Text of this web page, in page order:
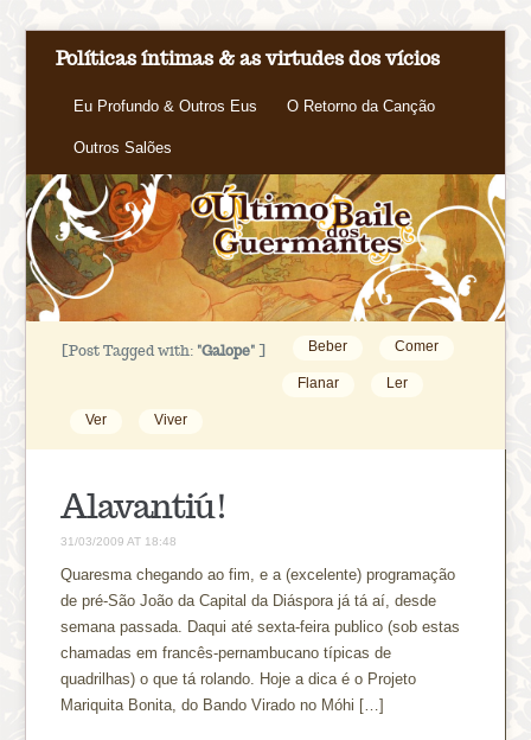
Políticas íntimas & as virtudes dos vícios
Eu Profundo & Outros Eus O Retorno da Canção
Outros Salões
[Post Tagged with: "Galope" ] Beber Comer
Flanar Ler
Ver Viver
Alavantiú!
31/03/2009 AT 18:48
Quaresma chegando ao fim, e a (excelente) programação
de pré-São João da Capital da Diáspora já tá aí, desde
semana passada. Daqui até sexta-feira publico (sob estas
chamadas em francês-pernambucano típicas de
quadrilhas) o que tá rolando. Hoje a dica é o Projeto
Mariquita Bonita, do Bando Virado no Móhi […]